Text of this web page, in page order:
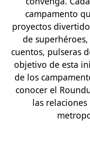
campamento
proyectos
de
cuentos, pulseras
objetivo de esta
de los
conocer el
las